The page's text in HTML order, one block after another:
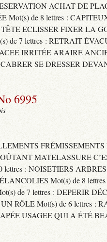
ACHAT DE
Mot(s) de 8 lettres :
ECLISSER FIXER LA
de 7 lettres : RETRAIT
IRRITÉE ARAIRE
SE DRESSER
6995
FRÉMISSEMENTS
MATELASSURE
lettres : NOISETIERS
Mot(s) de 8
de 7 lettres : DEPERIR
RÔLE Mot(s) de 6 lettres :
USAGEE QUI A ÉTÉ